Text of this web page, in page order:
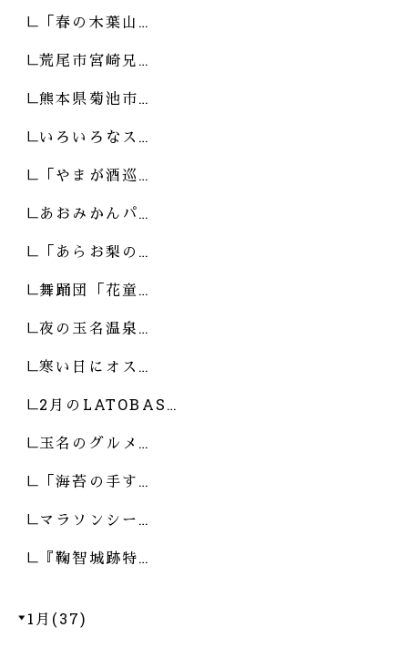
「春の木葉山…
荒尾市宮崎兄…
熊本県菊池市…
いろいろなス…
「やまが酒巡…
あおみかんパ…
「あらお梨の…
舞踊団「花童…
夜の玉名温泉…
寒い日にオス…
2月のLATOBAS…
玉名のグルメ…
「海苔の手す…
マラソンシー…
『鞠智城跡特…
1月(37)